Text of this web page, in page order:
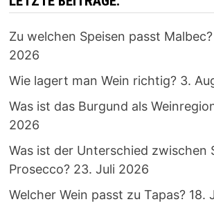
Zu welchen Speisen passt Malbec?
2026
Wie lagert man Wein richtig? 3.
Was ist das Burgund als
2026
Was ist der Unterschied zwischen
Prosecco? 23. Juli 2026
Welcher Wein passt zu Tapas? 18.